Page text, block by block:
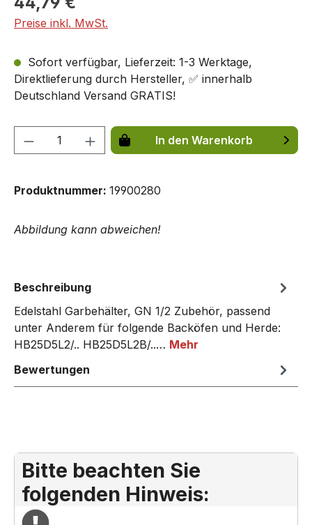
Preise inkl. MwSt.
Sofort verfügbar, Lieferzeit: 1-3 Werktage,
Direktlieferung durch Hersteller, ✅ innerhalb
Deutschland Versand GRATIS!
Produkt Anzahl: Gib denIn den Warenkorb
Produktnummer: 19900280
Abbildung kann abweichen!
Beschreibung
Edelstahl Garbehälter, GN 1/2 Zubehör, passend
unter Anderem für folgende Backöfen und Herde:
HB25D5L2/.. HB25D5L2B/..… Mehr
Bewertungen
Bitte beachten Sie
folgenden Hinweis: